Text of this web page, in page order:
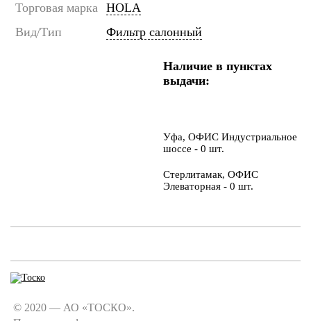
Торговая марка HOLA
Вид/Тип
Фильтр салонный
Наличие в пунктах
выдачи:
Уфа, ОФИС Индустриальное
шоссе - 0 шт.
Стерлитамак, ОФИС
Элеваторная - 0 шт.
© 2020 — АО «ТОСКО».